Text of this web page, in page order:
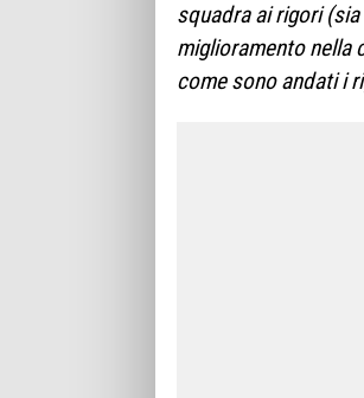
squadra ai rigori
miglioramento nella
come sono andati i